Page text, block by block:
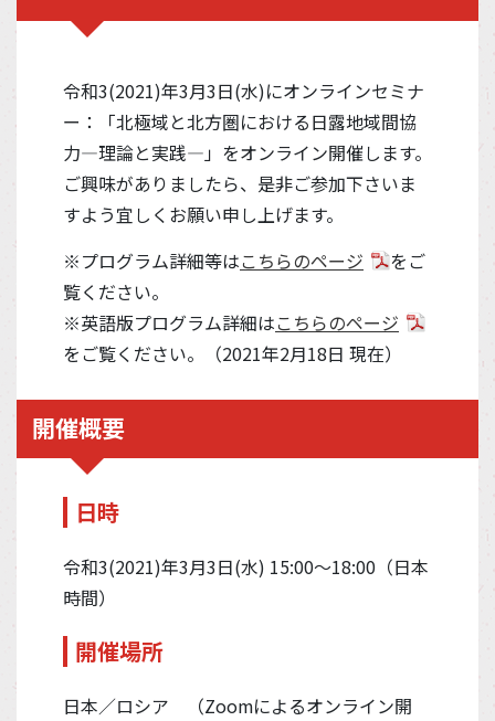
令和3(2021)年3月3日(水)にオンラインセミナ
ー：「北極域と北方圏における日露地域間協
力―理論と実践―」をオンライン開催します。
ご興味がありましたら、是非ご参加下さいま
すよう宜しくお願い申し上げます。
※プログラム詳細等はこちらのページ
をご
覧ください。
※英語版プログラム詳細はこちらのページ
をご覧ください。（2021年2月18日 現在）
開催概要
日時
令和3(2021)年3月3日(水) 15:00～18:00（日本
時間）
開催場所
日本／ロシア （Zoomによるオンライン開